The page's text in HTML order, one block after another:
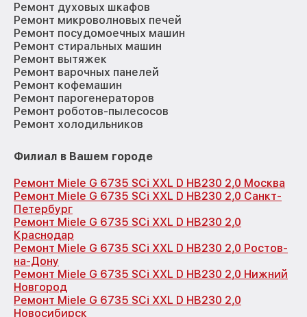
Ремонт духовых шкафов
Ремонт микроволновых печей
Ремонт посудомоечных машин
Ремонт стиральных машин
Ремонт вытяжек
Ремонт варочных панелей
Ремонт кофемашин
Ремонт парогенераторов
Ремонт роботов-пылесосов
Ремонт холодильников
Филиал в Вашем городе
Ремонт Miele G 6735 SCi XXL D HB230 2,0 Москва
Ремонт Miele G 6735 SCi XXL D HB230 2,0 Санкт-
Петербург
Ремонт Miele G 6735 SCi XXL D HB230 2,0
Краснодар
Ремонт Miele G 6735 SCi XXL D HB230 2,0 Ростов-
на-Дону
Ремонт Miele G 6735 SCi XXL D HB230 2,0 Нижний
Новгород
Ремонт Miele G 6735 SCi XXL D HB230 2,0
Новосибирск